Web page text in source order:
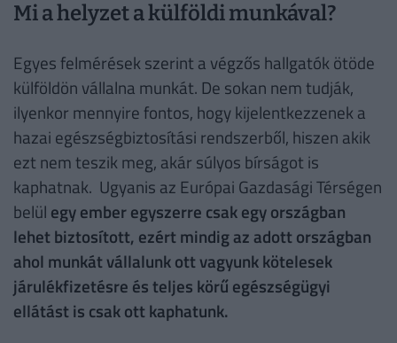
Mi a helyzet a külföldi munkával?
Egyes felmérések szerint a végzős hallgatók ötöde
külföldön vállalna munkát. De sokan nem tudják,
ilyenkor mennyire fontos, hogy kijelentkezzenek a
hazai egészségbiztosítási rendszerből, hiszen akik
ezt nem teszik meg, akár súlyos bírságot is
kaphatnak. Ugyanis az Európai Gazdasági Térségen
belül egy ember egyszerre csak egy országban
lehet biztosított, ezért mindig az adott országban
ahol munkát vállalunk ott vagyunk kötelesek
járulékfizetésre és teljes körű egészségügyi
ellátást is csak ott kaphatunk.